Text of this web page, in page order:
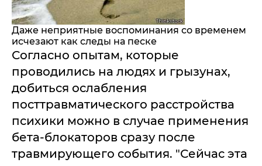
Даже неприятные воспоминания со временем
исчезают как следы на песке
Согласно опытам, которые
проводились на людях и грызунах,
добиться ослабления
посттравматического расстройства
психики можно в случае применения
бета-блокаторов сразу после
травмирующего события. "Сейчас эта